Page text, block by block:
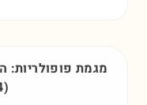
מגמת פופולריות:
)